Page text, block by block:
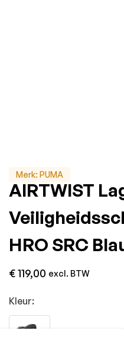
Merk: PUMA
AIRTWIST
HRO SRC
€119,00 excl. BTW
Kleur: